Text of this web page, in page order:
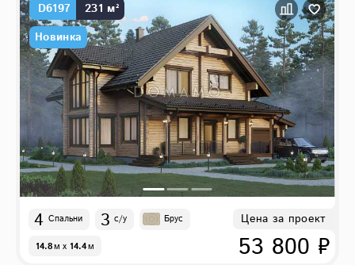
D6197
231 м²
Новинка
4 Спальни 3 с/у Брус
14.8м x 14.4м
Цена за проект
53 800 ₽